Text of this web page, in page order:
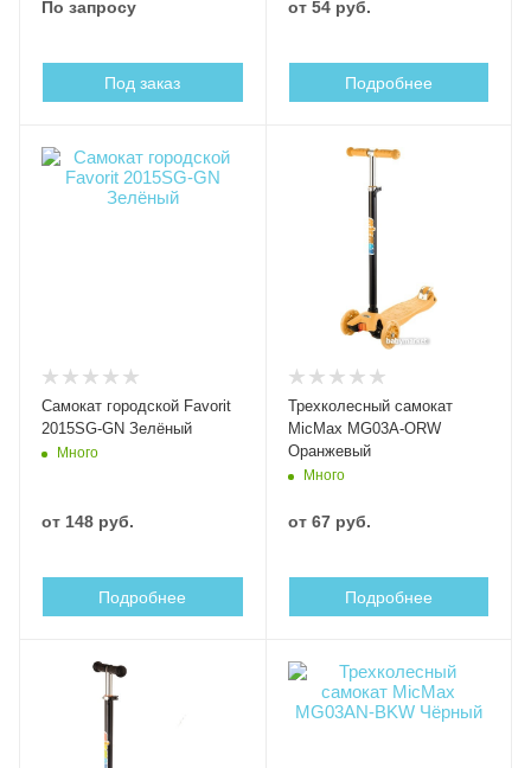
По запросу
Под заказ
от 54 руб.
Подробнее
Самокат городской Favorit
2015SG-GN Зелёный
Много
от 148 руб.
Подробнее
Трехколесный самокат
MicMax MG03A-ORW
Оранжевый
Много
от 67 руб.
Подробнее